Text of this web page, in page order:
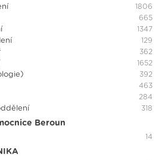
1806
665
1347
129
362
1652
392
463
284
318
Beroun
14